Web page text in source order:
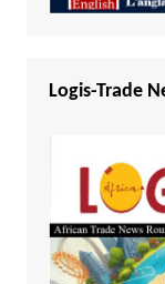
Logis-Trade